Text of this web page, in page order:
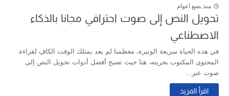
منذ بضع اعوام
تحويل النص إلى صوت احترافي مجانا بالذكاء
الاصطناعي
في هذه الحياة سريعة الوتيرة، معظمنا لم يعد يمتلك الوقت الكافِ لقراءة
المحتوى المكتوب بحريته، هنا حيث تصبح أفضل أدوات تحويل النص إلى
صوت عبر...
اقرأ المزيد